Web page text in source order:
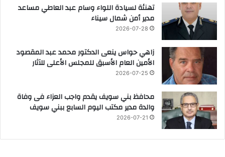
تهنئة لسيادة اللواء وسام عبد العاطي مساعد
مدير أمن شمال سيناء
2026-07-28
زاهي حواس ينعى الدكتور محمد عبد المقصود
الأمين العام الأسبق للمجلس الأعلى للآثار
2026-07-25
محافظ بني سويف يقدم واجب العزاء فى وفاة
والدة مدير مكتب اليوم السابع ببني سويف
2026-07-21